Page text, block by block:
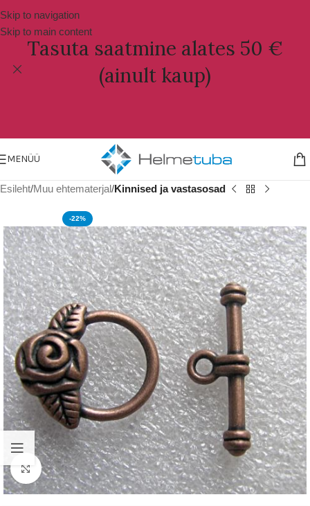
Skip to navigation
Skip to main content
Tasuta saatmine alates 50 €
(ainult kaup)
MENÜÜ
Esileht Muu ehtematerjal Kinnised ja vastasosad
-22%
Suurenda